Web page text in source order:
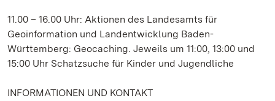
11.00 – 16.00 Uhr: Aktionen des Landesamts für
Geoinformation und Landentwicklung Baden-
Württemberg: Geocaching. Jeweils um 11:00, 13:00 und
15:00 Uhr Schatzsuche für Kinder und Jugendliche
INFORMATIONEN UND KONTAKT